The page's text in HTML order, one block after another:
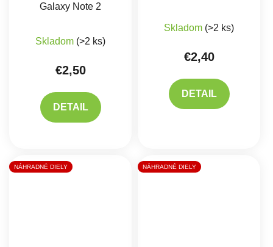
Galaxy Note 2
Skladom (>2 ks)
€2,50
DETAIL
Skladom (>2 ks)
€2,40
DETAIL
NÁHRADNÉ DIELY NÁHRADNÉ DIELY